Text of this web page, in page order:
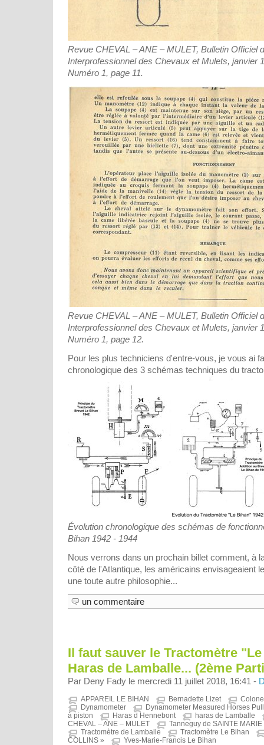
Revue CHEVAL – ANE – MULET, Bulletin Officiel
Interprofessionnel des Chevaux et Mulets, janvier
Numéro 1, page 11.
Revue CHEVAL – ANE – MULET, Bulletin Officiel
Interprofessionnel des Chevaux et Mulets, janvier
Numéro 1, page 12.
Pour les plus techniciens d'entre-vous, je vous ai
chronologique des 3 schémas techniques du
Évolution chronologique des schémas de
Bihan 1942 - 1944
Nous verrons dans un prochain billet comment, à
côté de l'Atlantique, les américains envisageaient
une toute autre philosophie...
un commentaire
Il faut sauver le Tractomètre
Haras de Lamballe... (2ème
Par Deny Fady le mercredi 11 juillet 2018, 16:41 -
APPAREIL LE BIHAN Bernadette Lizet
Dynamometer
Dynamometer Measured Horses
à piston
Haras d Hennebont
haras de Lamballe
CHEVAL – ANE – MULET
Tanneguy de SAINTE MARIE
Tractomètre de Lamballe
Tractomètre Le Bihan
COLLINS »
Yves-Marie-Francis Le Bihan